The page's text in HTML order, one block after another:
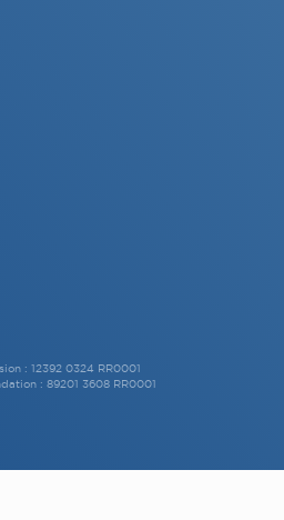
: 12392 0324 RR0001
: 89201 3608 RR0001